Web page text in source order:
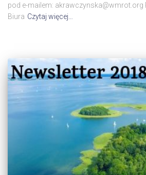
pod e-mailem: akrawczynska@wmrot.org
Biura Czytaj więcej…